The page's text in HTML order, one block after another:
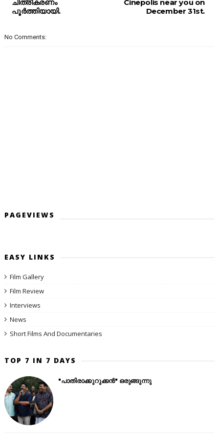
Cinepolis near you on
December 31st.
ചിത്രീകരണം
പൂർത്തിയായി.
No Comments:
PAGEVIEWS
EASY LINKS
Film Gallery
Film Review
Interviews
News
Short Films And Documentaries
TOP 7 IN 7 DAYS
"പാതിരാക്കുറുക്കൻ" ഒരുങ്ങുന്നു